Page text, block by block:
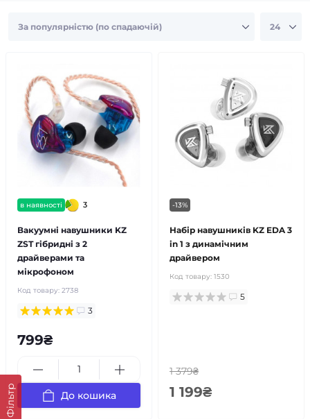
Фільтр
в наявності 3
Вакуумні навушники KZ
ZST гібридні з 2
драйверами та
мікрофоном
Код товару: 2738
3
799₴
До кошика
-13%
Набір навушників KZ EDA 3
in 1 з динамічним
драйвером
Код товару: 1530
5
1 379₴
1 199₴